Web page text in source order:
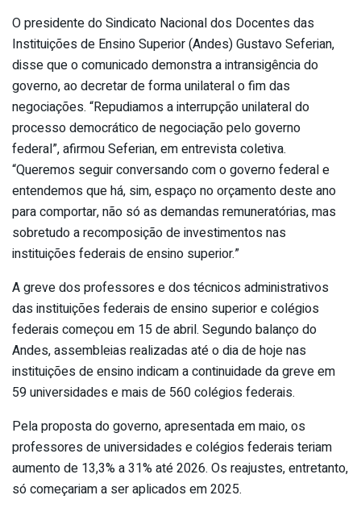
O presidente do Sindicato Nacional dos Docentes das
Instituições de Ensino Superior (Andes) Gustavo Seferian,
disse que o comunicado demonstra a intransigência do
governo, ao decretar de forma unilateral o fim das
negociações. “Repudiamos a interrupção unilateral do
processo democrático de negociação pelo governo
federal”, afirmou Seferian, em entrevista coletiva.
“Queremos seguir conversando com o governo federal e
entendemos que há, sim, espaço no orçamento deste ano
para comportar, não só as demandas remuneratórias, mas
sobretudo a recomposição de investimentos nas
instituições federais de ensino superior.”
A greve dos professores e dos técnicos administrativos
das instituições federais de ensino superior e colégios
federais começou em 15 de abril. Segundo balanço do
Andes, assembleias realizadas até o dia de hoje nas
instituições de ensino indicam a continuidade da greve em
59 universidades e mais de 560 colégios federais.
Pela proposta do governo, apresentada em maio, os
professores de universidades e colégios federais teriam
aumento de 13,3% a 31% até 2026. Os reajustes, entretanto,
só começariam a ser aplicados em 2025.